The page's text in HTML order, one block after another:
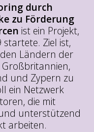
durch
zu Förderung
ist ein Projekt,
Ziel ist,
Ländern der
und Zypern zu
ein Netzwerk
die mit
unterstützend
arbeiten.